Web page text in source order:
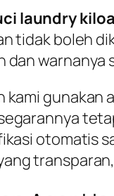
laundry
tidak boleh
dan warnanya
otomatis